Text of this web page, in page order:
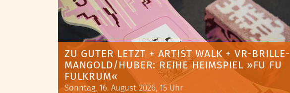
ZU GUTER LETZT + ARTIST WALK + VR-BRILLE-
MANGOLD/HUBER: REIHE HEIMSPIEL »FU FU
FULKRUM«
Sonntag, 16. August 2026, 15 Uhr